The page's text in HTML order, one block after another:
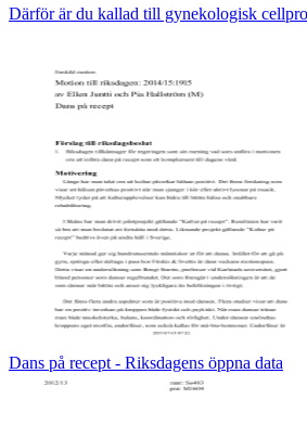
Därför är du kallad till gynekologisk
Dans på recept - Riksdagens öppna data